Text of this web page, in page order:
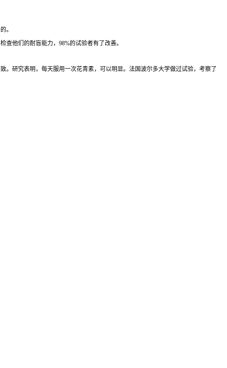
。
他们的耐盲能力，98%的试验者有了改善。
研究表明，每天服用一次花青素，可以明显。法国波尔多大学做过试验，考察了